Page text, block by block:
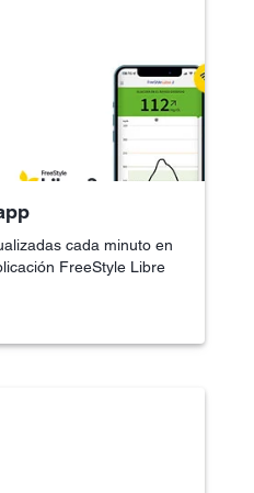
cada minuto en
FreeStyle Libre